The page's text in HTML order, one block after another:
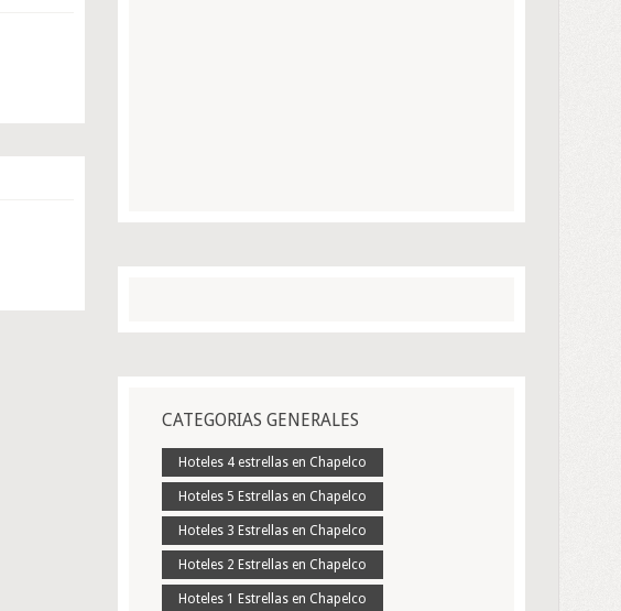
CATEGORIAS GENERALES
Hoteles 4 estrellas en Chapelco
Hoteles 5 Estrellas en Chapelco
Hoteles 3 Estrellas en Chapelco
Hoteles 2 Estrellas en Chapelco
Hoteles 1 Estrellas en Chapelco